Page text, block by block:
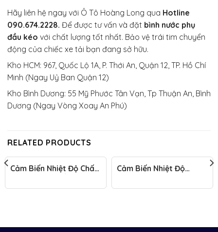
Hãy liên hệ ngay với Ô Tô Hoàng Long qua Hotline
090.674.2228. Để được tư vấn và đặt bình nước phụ
đầu kéo với chất lượng tốt nhất. Bảo vệ trái tim chuyển
động của chiếc xe tải bạn đang sở hữu.
Kho HCM: 967, Quốc Lộ 1A, P. Thới An, Quận 12, TP. Hồ Chí
Minh (Ngay Uỷ Ban Quận 12)
Kho Bình Dương: 55 Mỹ Phước Tân Vạn, Tp Thuận An, Bình
Dương (Ngay Vòng Xoay An Phú)
RELATED PRODUCTS
Cảm Biến Nhiệt Độ Chất
Cơ Đầu Kéo Mỹ
Cảm Biến Nhiệt Độ
Đầu Kéo Mỹ